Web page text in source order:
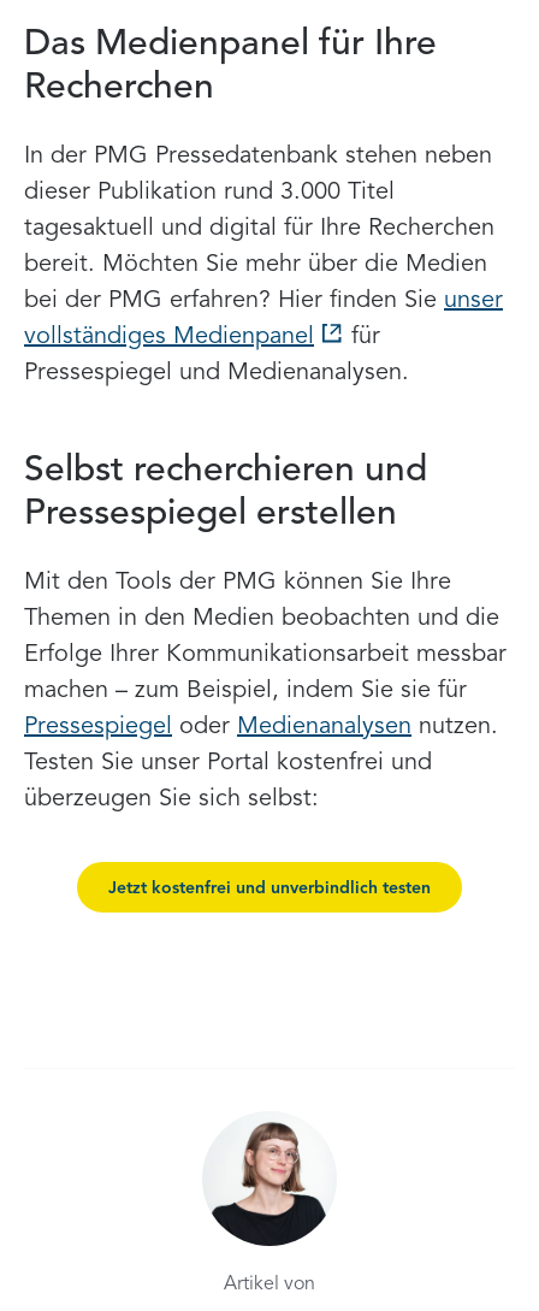
Das Medienpanel für Ihre
Recherchen
In der PMG Pressedatenbank stehen neben
dieser Publikation rund 3.000 Titel
tagesaktuell und digital für Ihre Recherchen
bereit. Möchten Sie mehr über die Medien
bei der PMG erfahren? Hier finden Sie unser
vollständiges Medienpanel
für
Pressespiegel und Medienanalysen.
Selbst recherchieren und
Pressespiegel erstellen
Mit den Tools der PMG können Sie Ihre
Themen in den Medien beobachten und die
Erfolge Ihrer Kommunikationsarbeit messbar
machen – zum Beispiel, indem Sie sie für
Pressespiegel oder Medienanalysen nutzen.
Testen Sie unser Portal kostenfrei und
überzeugen Sie sich selbst:
Jetzt kostenfrei und unverbindlich testen
Artikel von